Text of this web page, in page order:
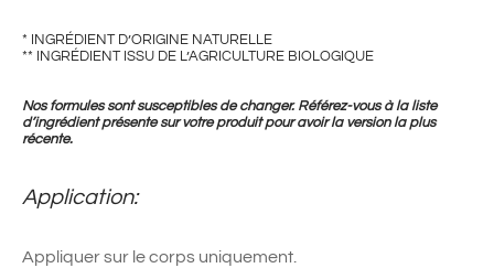
* INGRÉDIENT D’ORIGINE NATURELLE
** INGRÉDIENT ISSU DE L’AGRICULTURE BIOLOGIQUE
Nos formules sont susceptibles de changer. Référez-vous à la liste
d’ingrédient présente sur votre produit pour avoir la version la plus
récente.
Application:
Appliquer sur le corps uniquement.